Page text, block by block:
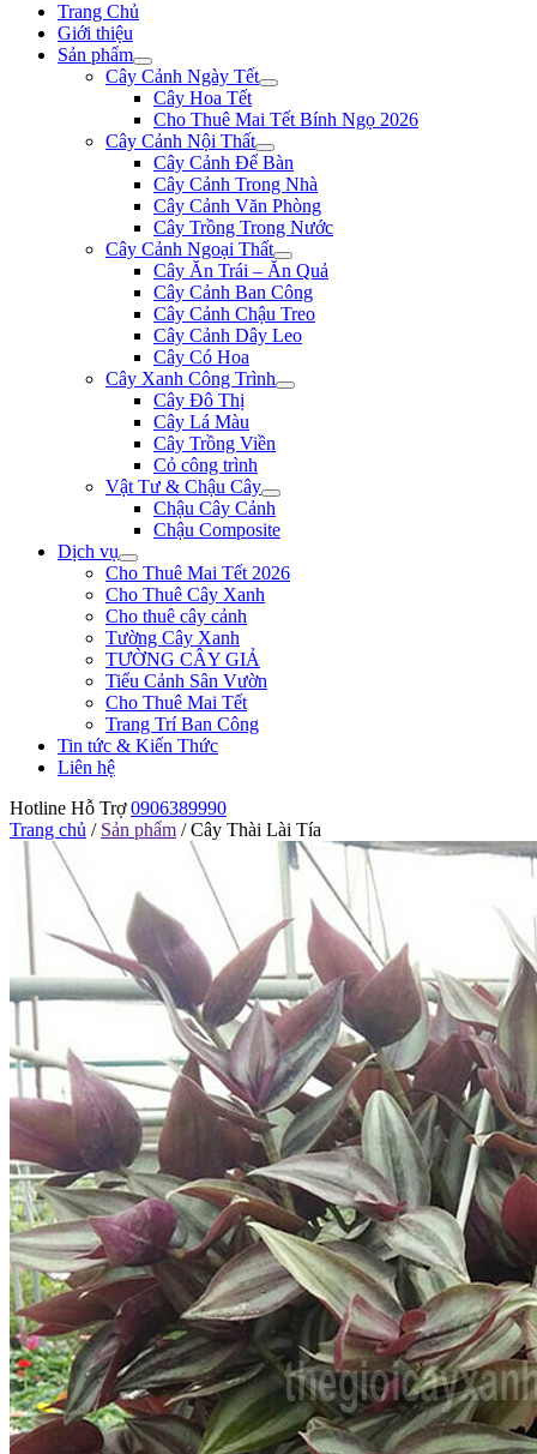
Trang Chủ
Giới thiệu
Sản phẩm
Cây Cảnh Ngày Tết
Cây Hoa Tết
Cho Thuê Mai Tết Bính Ngọ 2026
Cây Cảnh Nội Thất
Cây Cảnh Để Bàn
Cây Cảnh Trong Nhà
Cây Cảnh Văn Phòng
Cây Trồng Trong Nước
Cây Cảnh Ngoại Thất
Cây Ăn Trái – Ăn Quả
Cây Cảnh Ban Công
Cây Cảnh Chậu Treo
Cây Cảnh Dây Leo
Cây Có Hoa
Cây Xanh Công Trình
Cây Đô Thị
Cây Lá Màu
Cây Trồng Viền
Cỏ công trình
Vật Tư & Chậu Cây
Chậu Cây Cảnh
Chậu Composite
Dịch vụ
Cho Thuê Mai Tết 2026
Cho Thuê Cây Xanh
Cho thuê cây cảnh
Tường Cây Xanh
TƯỜNG CÂY GIẢ
Tiểu Cảnh Sân Vườn
Cho Thuê Mai Tết
Trang Trí Ban Công
Tin tức & Kiến Thức
Liên hệ
Hotline Hỗ Trợ 0906389990
Trang chủ / Sản phẩm / Cây Thài Lài Tía